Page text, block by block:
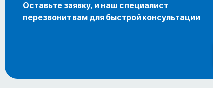
Оставьте заявку, и наш специалист
перезвонит вам для быстрой консультации